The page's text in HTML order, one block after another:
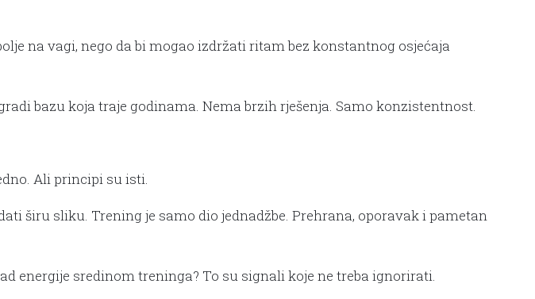
na vagi, nego da bi mogao izdržati ritam bez konstantnog osjećaja
bazu koja traje godinama. Nema brzih rješenja. Samo konzistentnost.
Ali principi su isti.
širu sliku. Trening je samo dio jednadžbe. Prehrana, oporavak i pametan
energije sredinom treninga? To su signali koje ne treba ignorirati.